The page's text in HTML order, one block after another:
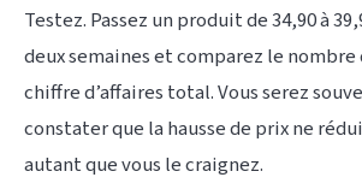
Testez. Passez un produit de 34,90 à
deux semaines et comparez le
chiffre d’affaires total. Vous serez
constater que la hausse de prix ne
autant que vous le craignez.